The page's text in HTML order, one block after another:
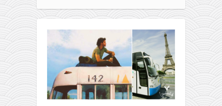
автобусы
Франции
всего
1€!